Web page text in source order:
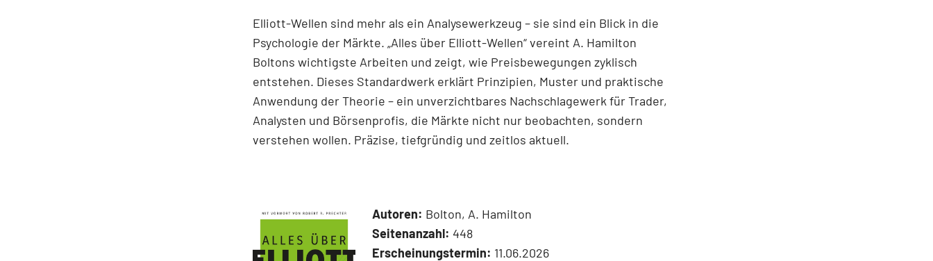
Elliott-Wellen sind mehr als ein Analysewerkzeug – sie sind ein Blick in die
Psychologie der Märkte. „Alles über Elliott-Wellen“ vereint A. Hamilton
Boltons wichtigste Arbeiten und zeigt, wie Preisbewegungen zyklisch
entstehen. Dieses Standardwerk erklärt Prinzipien, Muster und praktische
Anwendung der Theorie – ein unverzichtbares Nachschlagewerk für Trader,
Analysten und Börsenprofis, die Märkte nicht nur beobachten, sondern
verstehen wollen. Präzise, tiefgründig und zeitlos aktuell.
Autoren: Bolton, A. Hamilton
Seitenanzahl: 448
Erscheinungstermin: 11.06.2026